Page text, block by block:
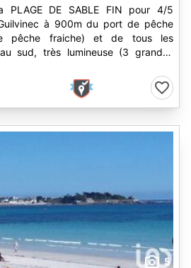
PLAGE DE SABLE FIN pour 4/5
5